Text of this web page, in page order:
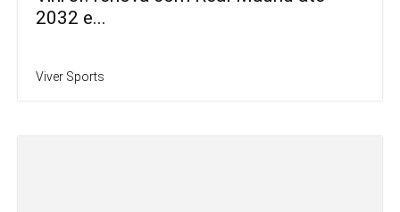
2032 e...
Viver Sports